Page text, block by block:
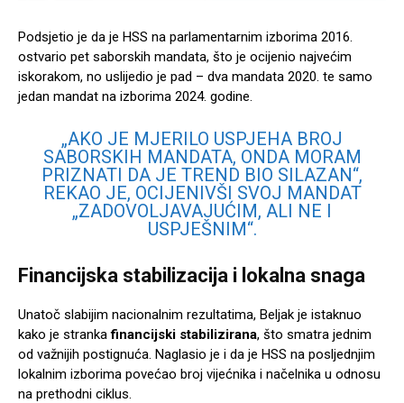
Podsjetio je da je HSS na parlamentarnim izborima 2016.
ostvario pet saborskih mandata, što je ocijenio najvećim
iskorakom, no uslijedio je pad – dva mandata 2020. te samo
jedan mandat na izborima 2024. godine.
„AKO JE MJERILO USPJEHA BROJ
SABORSKIH MANDATA, ONDA MORAM
PRIZNATI DA JE TREND BIO SILAZAN“,
REKAO JE, OCIJENIVŠI SVOJ MANDAT
„ZADOVOLJAVAJUĆIM, ALI NE I
USPJEŠNIM“.
Financijska stabilizacija i lokalna snaga
Unatoč slabijim nacionalnim rezultatima, Beljak je istaknuo
kako je strankafinancijski stabilizirana, što smatra jednim
od važnijih postignuća. Naglasio je i da je HSS na posljednjim
lokalnim izborima povećao broj vijećnika i načelnika u odnosu
na prethodni ciklus.